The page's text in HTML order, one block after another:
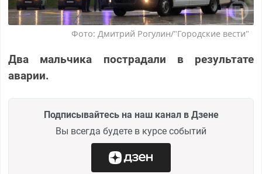
Фото: Дмитрий Рогулин/"Городские вести"
Два мальчика пострадали в результате
аварии.
Подписывайтесь на наш канал в Дзене
Вы всегда будете в курсе событий